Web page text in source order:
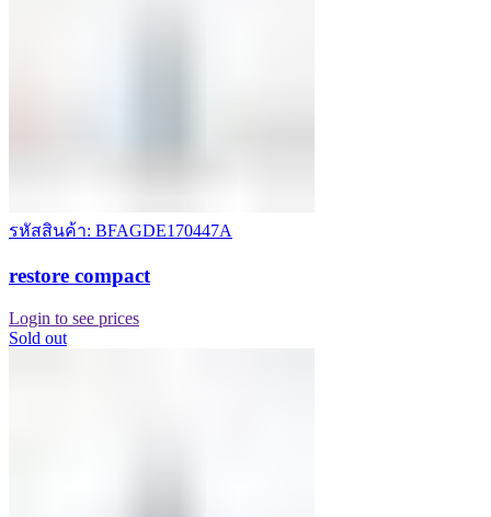
รหัสสินค้า: BFAGDE170447A
restore compact
Login to see prices
Sold out